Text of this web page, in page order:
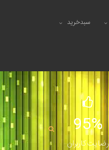
سبدخرید
95%
رضایت کاربران